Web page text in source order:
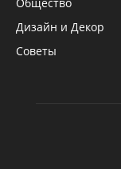
Дизайн и Декор
Советы